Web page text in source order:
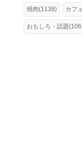
焼肉(1138) カフ
おもしろ・話題